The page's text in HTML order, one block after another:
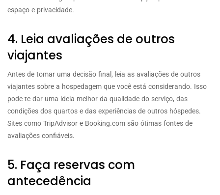
espaço e privacidade.
4. Leia avaliações de outros
viajantes
Antes de tomar uma decisão final, leia as avaliações de outros
viajantes sobre a hospedagem que você está considerando. Isso
pode te dar uma ideia melhor da qualidade do serviço, das
condições dos quartos e das experiências de outros hóspedes.
Sites como TripAdvisor e Booking.com são ótimas fontes de
avaliações confiáveis.
5. Faça reservas com
antecedência